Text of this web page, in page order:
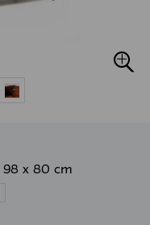
x 80 cm